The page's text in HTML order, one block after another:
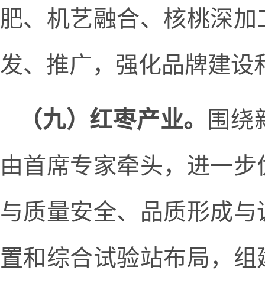
肥、机艺融合、核桃深
发、推广，强化品牌建设
（九）红枣产业。
围绕
由首席专家牵头，进一
与质量安全、品质形成
置和综合试验站布局，